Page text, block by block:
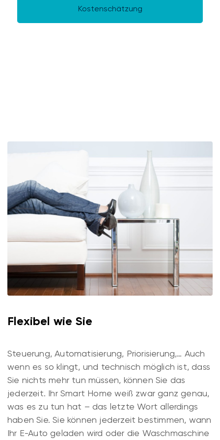
Kostenschätzung
Flexibel wie Sie
Steuerung, Automatisierung, Priorisierung,… Auch
wenn es so klingt, und technisch möglich ist, dass
Sie nichts mehr tun müssen, können Sie das
jederzeit. Ihr Smart Home weiß zwar ganz genau,
was es zu tun hat – das letzte Wort allerdings
haben Sie. Sie können jederzeit bestimmen, wann
Ihr E-Auto geladen wird oder die Waschmaschine